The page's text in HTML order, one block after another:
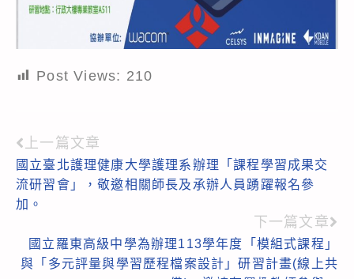
Post Views: 210
Read
more
articles
上一篇文章
國立臺北護理健康大學護理系辦理「課程學習成果交
流研習會」，敬邀相關師長及承辦人員踴躍報名參
加。
下一篇文章
國立羅東高級中學為辦理113學年度「模組式課程」
與「多元評量與學習歷程檔案設計」研習計畫(線上共